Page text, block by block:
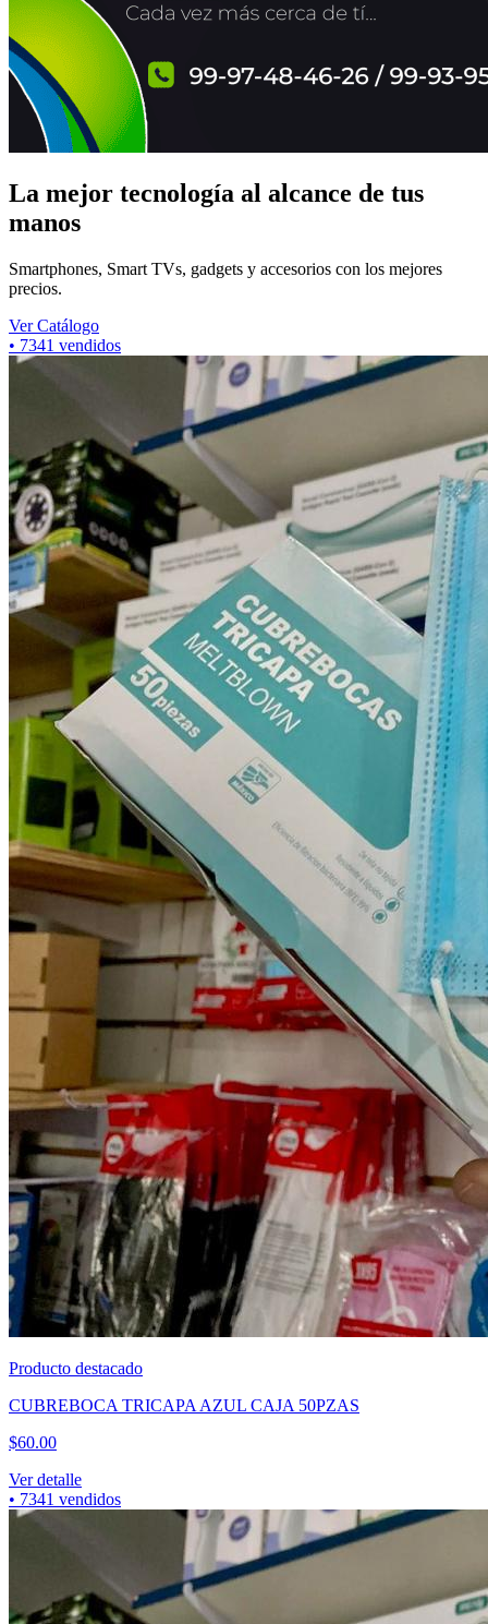
La mejor tecnología al alcance de tus
manos
Smartphones, Smart TVs, gadgets y accesorios con los mejores
precios.
Ver Catálogo
• 7341 vendidos
Producto destacado
CUBREBOCA TRICAPA AZUL CAJA 50PZAS
$60.00
Ver detalle
• 7341 vendidos